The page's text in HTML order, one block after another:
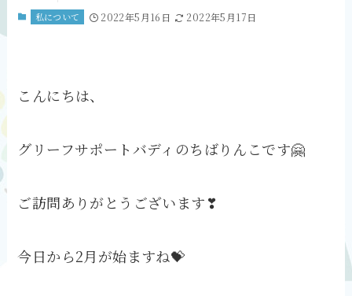
私について 2022年5月16日 2022年5月17日
こんにちは、
グリーフサポートバディのちばりんこです🤗
ご訪問ありがとうございます❣
今日から2月が始ますね💝